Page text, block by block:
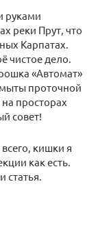
руками
реки Прут, что
Карпатах.
чистое дело.
«Автомат»
проточной
просторах
совет!
кишки я
как есть.
статья.